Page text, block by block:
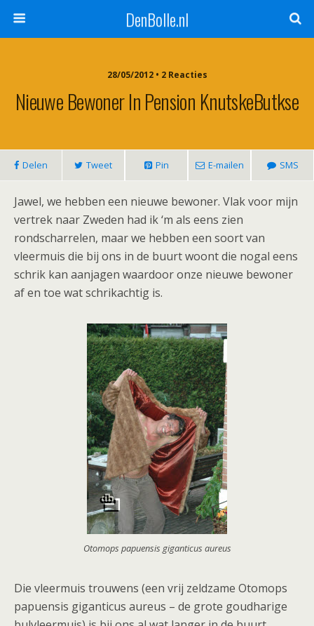
DenBolle.nl
28/05/2012 • 2 Reacties
Nieuwe Bewoner In Pension KnutskeButkse
Delen Tweet Pin E-mailen SMS
Jawel, we hebben een nieuwe bewoner. Vlak voor mijn
vertrek naar Zweden had ik ‘m als eens zien
rondscharrelen, maar we hebben een soort van
vleermuis die bij ons in de buurt woont die nogal eens
schrik kan aanjagen waardoor onze nieuwe bewoner
af en toe wat schrikachtig is.
Otomops papuensis giganticus aureus
Die vleermuis trouwens (een vrij zeldzame Otomops
papuensis giganticus aureus – de grote goudharige